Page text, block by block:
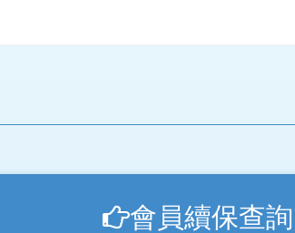
會員續保查詢